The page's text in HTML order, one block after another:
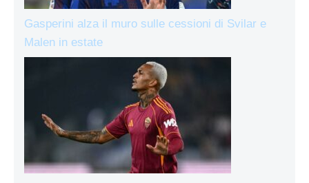
Gasperini alza il muro sulle cessioni di Svilar e
Malen in estate